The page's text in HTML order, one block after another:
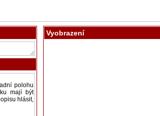
Vyobrazení